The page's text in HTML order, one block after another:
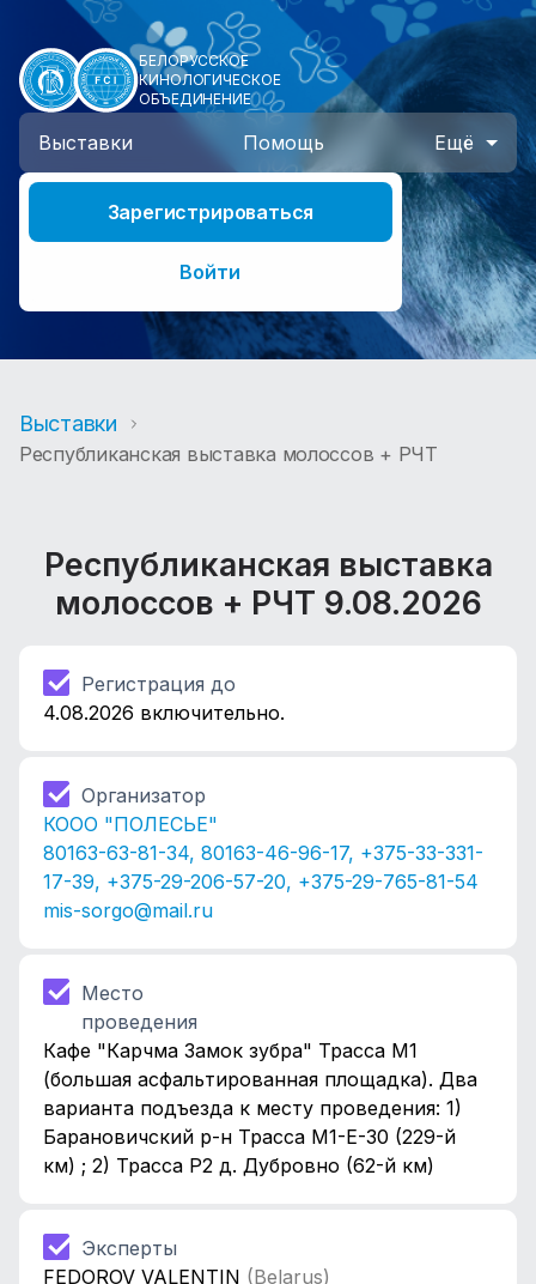
БЕЛОРУССКОЕ
КИНОЛОГИЧЕСКОЕ
ОБЪЕДИНЕНИЕ
Выставки Помощь Ещё
Зарегистрироваться
Войти
Выставки
Республиканская выставка молоссов + РЧТ
Республиканская выставка
молоссов + РЧТ 9.08.2026
Регистрация до
4.08.2026 включительно.
Организатор
КООО "ПОЛЕСЬЕ"
80163-63-81-34, 80163-46-96-17, +375-33-331-
17-39, +375-29-206-57-20, +375-29-765-81-54
mis-sorgo@mail.ru
Место
проведения
Кафе "Карчма Замок зубра" Трасса М1
(большая асфальтированная площадка). Два
варианта подъезда к месту проведения: 1)
Барановичский р-н Трасса М1-Е-30 (229-й
км) ; 2) Трасса Р2 д. Дубровно (62-й км)
Эксперты
FEDOROV VALENTIN (Belarus)